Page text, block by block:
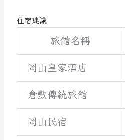
住宿建議
旅館名稱
岡山皇家酒店
倉敷傳統旅館
岡山民宿